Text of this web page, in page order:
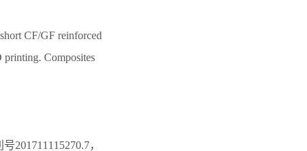
CF/GF reinforced
printing. Composites
201711115270.7，